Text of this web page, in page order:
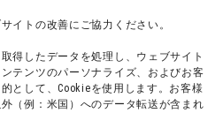
イトの改善にご協力ください。
得したデータを処理し、ウェブサイト
テンツのパーソナライズ、およびお客
として、Cookieを使用します。お客様
（例：米国）へのデータ転送が含まれ
会社概要
スタッフ募集